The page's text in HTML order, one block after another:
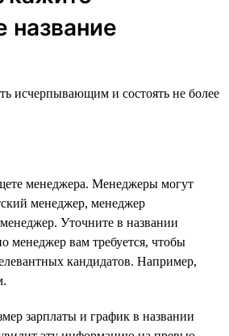
название
исчерпывающим и состоять не более
менеджера. Менеджеры могут
менеджер, менеджер
Уточните в названии
менеджер вам требуется, чтобы
кандидатов. Например,
зарплаты и график в названии